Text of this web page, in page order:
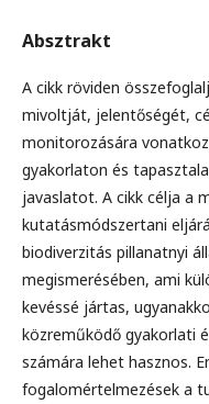
Absztrakt
A cikk röviden
mivoltját, jelentőségét,
monitorozására
gyakorlaton és
javaslatot. A cikk célja a
kutatásmódszertani
biodiverzitás pillanatnyi
megismerésében, ami
kevéssé jártas,
közreműködő gyakorlati
számára lehet hasznos.
fogalomértelmezések a